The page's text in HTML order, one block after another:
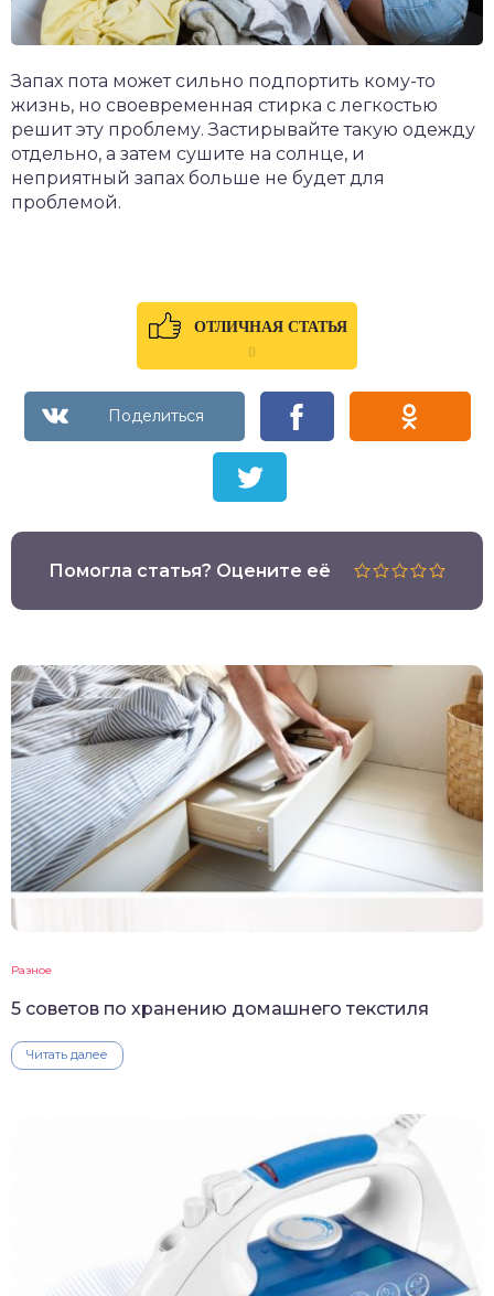
Запах пота может сильно подпортить кому-то
жизнь, но своевременная стирка с легкостью
решит эту проблему. Застирывайте такую одежду
отдельно, а затем сушите на солнце, и
неприятный запах больше не будет для
проблемой.
ОТЛИЧНАЯ СТАТЬЯ
0
Помогла статья? Оцените её
Разное
5 советов по хранению домашнего текстиля
Читать далее